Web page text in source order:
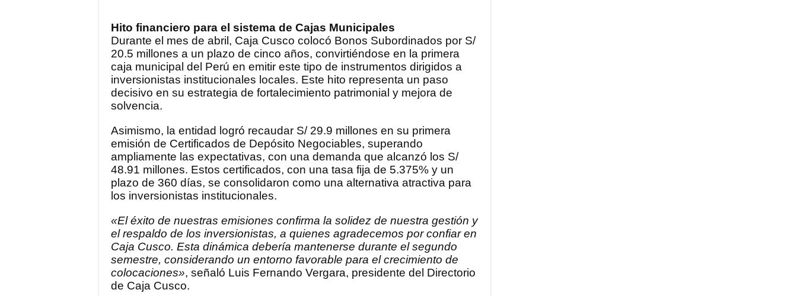
Hito financiero para el sistema de Cajas Municipales
Durante el mes de abril, Caja Cusco colocó Bonos Subordinados por S/
20.5 millones a un plazo de cinco años, convirtiéndose en la primera
caja municipal del Perú en emitir este tipo de instrumentos dirigidos a
inversionistas institucionales locales. Este hito representa un paso
decisivo en su estrategia de fortalecimiento patrimonial y mejora de
solvencia.
Asimismo, la entidad logró recaudar S/ 29.9 millones en su primera
emisión de Certificados de Depósito Negociables, superando
ampliamente las expectativas, con una demanda que alcanzó los S/
48.91 millones. Estos certificados, con una tasa fija de 5.375% y un
plazo de 360 días, se consolidaron como una alternativa atractiva para
los inversionistas institucionales.
«El éxito de nuestras emisiones confirma la solidez de nuestra gestión y
el respaldo de los inversionistas, a quienes agradecemos por confiar en
Caja Cusco. Esta dinámica debería mantenerse durante el segundo
semestre, considerando un entorno favorable para el crecimiento de
colocaciones», señaló Luis Fernando Vergara, presidente del Directorio
de Caja Cusco.